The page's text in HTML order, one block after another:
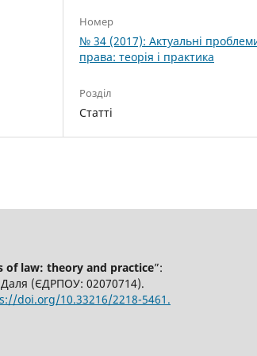
Номер
№ 34 (2017): Актуальні
права: теорія і практика
Розділ
Статті
of law: theory and practice”:
Даля (ЄДРПОУ: 02070714).
doi.org/10.33216/2218-5461.